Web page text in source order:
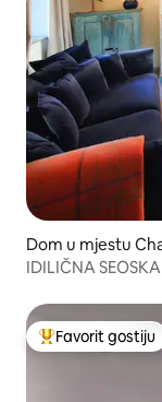
Dom u mjestu
IDILIČNA
Glavni favorit
Favorit gostiju